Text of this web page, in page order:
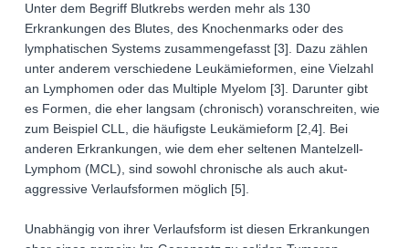
Unter dem Begriff Blutkrebs werden mehr als 130
Erkrankungen des Blutes, des Knochenmarks oder des
lymphatischen Systems zusammengefasst [3]. Dazu zählen
unter anderem verschiedene Leukämieformen, eine Vielzahl
an Lymphomen oder das Multiple Myelom [3]. Darunter gibt
es Formen, die eher langsam (chronisch) voranschreiten, wie
zum Beispiel CLL, die häufigste Leukämieform [2,4]. Bei
anderen Erkrankungen, wie dem eher seltenen Mantelzell-
Lymphom (MCL), sind sowohl chronische als auch akut-
aggressive Verlaufsformen möglich [5].
Unabhängig von ihrer Verlaufsform ist diesen Erkrankungen